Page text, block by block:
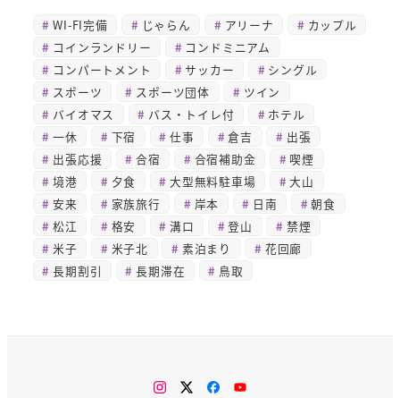
WI-FI完備 じゃらん アリーナ
カップル
コインランドリー
コンドミニアム
コンパートメント
サッカー
シングル
スポーツ
スポーツ団体
ツイン
バイオマス
バス・トイレ付
ホテル
一休
下宿 仕事 倉吉
出張
出張応援
合宿 合宿補助金
喫煙
境港
夕食 大型無料駐車場
大山
安来
家族旅行 岸本 日南
朝食
松江
格安 溝口 登山
禁煙
米子
米子北 素泊まり
花回廊
長期割引
長期滞在 鳥取
Instagram
Twitter
Facebook
You